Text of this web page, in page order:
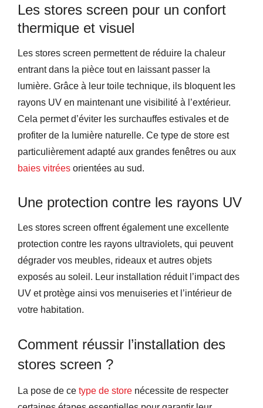
Les stores screen pour un confort
thermique et visuel
Les stores screen permettent de réduire la chaleur
entrant dans la pièce tout en laissant passer la
lumière. Grâce à leur toile technique, ils bloquent les
rayons UV en maintenant une visibilité à l’extérieur.
Cela permet d’éviter les surchauffes estivales et de
profiter de la lumière naturelle. Ce type de store est
particulièrement adapté aux grandes fenêtres ou aux
baies vitrées orientées au sud.
Une protection contre les rayons UV
Les stores screen offrent également une excellente
protection contre les rayons ultraviolets, qui peuvent
dégrader vos meubles, rideaux et autres objets
exposés au soleil. Leur installation réduit l’impact des
UV et protège ainsi vos menuiseries et l’intérieur de
votre habitation.
Comment réussir l’installation des
stores screen ?
La pose de ce type de store nécessite de respecter